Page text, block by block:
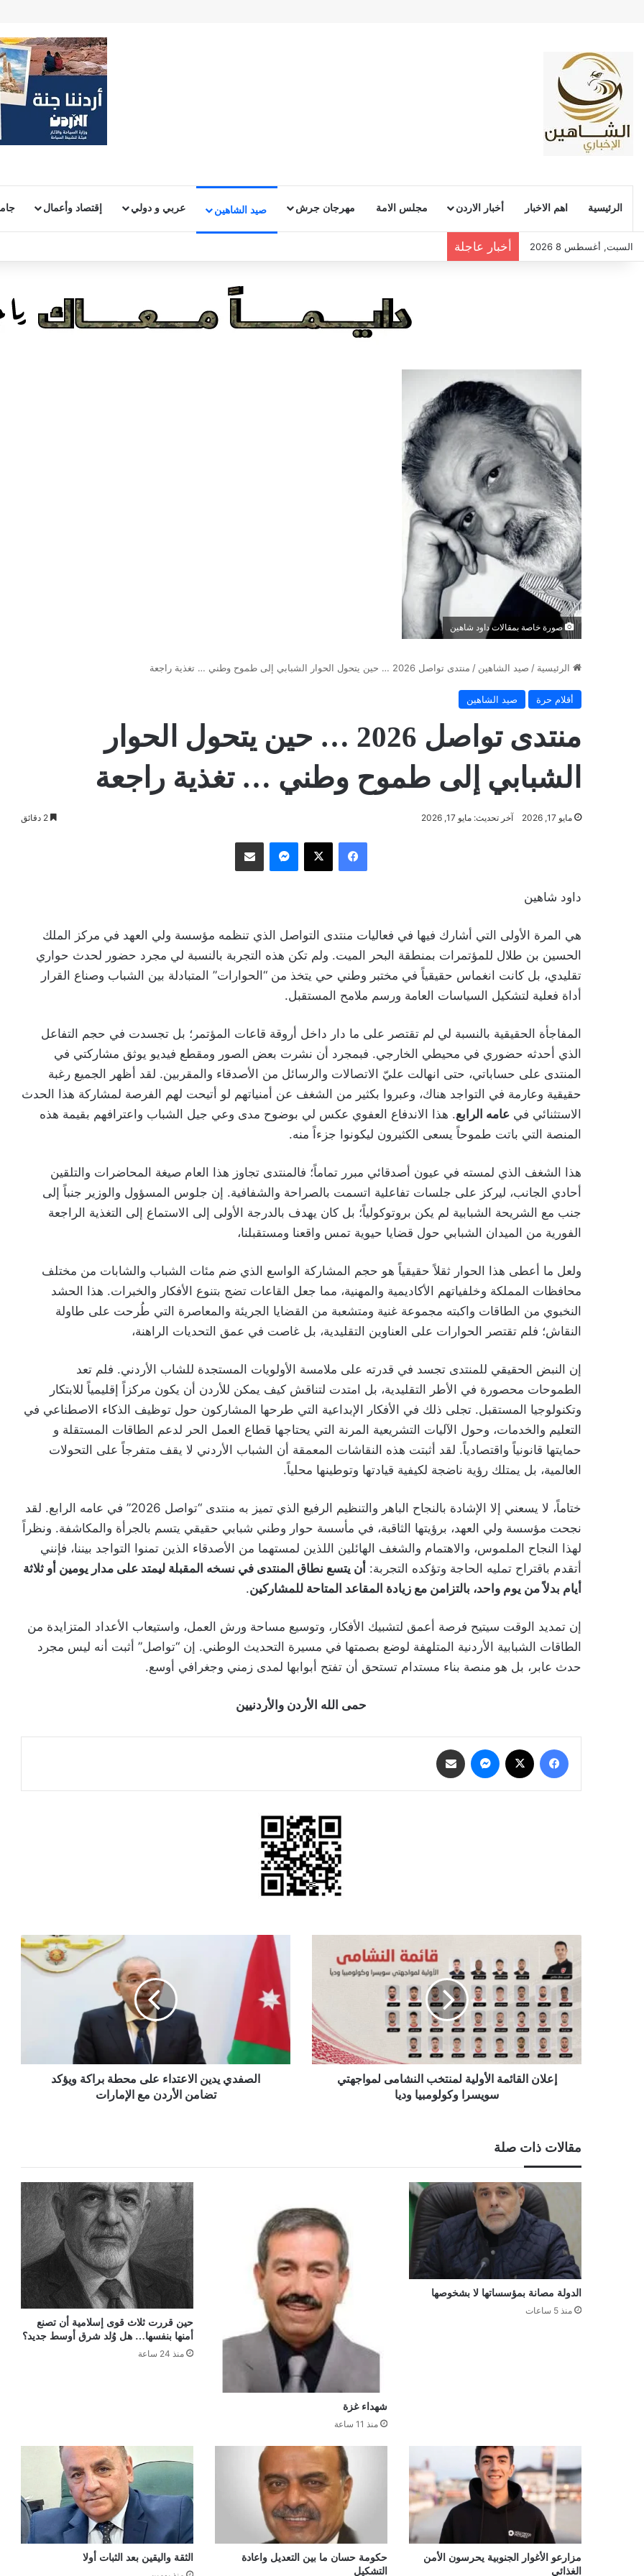
الرئيسية اهم الاخبار أخبار الاردن مجلس الامة مهرجان جرش صيد الشاهين عربي و دولي إقتصاد وأعمال
السبت, أغسطس 8 2026 أخبار عاجلة
صورة خاصة بمقالات داود شاهين
الرئيسية / صيد الشاهين / منتدى تواصل 2026 … حين يتحول الحوار الشبابي إلى طموح وطني … تغذية راجعة
أقلام حرة صيد الشاهين
منتدى تواصل 2026 … حين يتحول الحوار
الشبابي إلى طموح وطني … تغذية راجعة
مايو 17, 2026 آخر تحديث: مايو 17, 2026
فيسبوك ‫X ماسنجر مشاركة عبر البريد
داود شاهين
هي المرة الأولى التي أشارك فيها في فعاليات منتدى التواصل الذي تنظمه مؤسسة ولي العهد في مركز الملك
الحسين بن طلال للمؤتمرات بمنطقة البحر الميت. ولم تكن هذه التجربة بالنسبة لي مجرد حضور لحدث حواري
تقليدي، بل كانت انغماس حقيقياً في مختبر وطني حي يتخذ من “الحوارات” المتبادلة بين الشباب وصناع القرار
أداة فعلية لتشكيل السياسات العامة ورسم ملامح المستقبل.
المفاجأة الحقيقية بالنسبة لي لم تقتصر على ما دار داخل أروقة قاعات المؤتمر؛ بل تجسدت في حجم التفاعل
الذي أحدثه حضوري في محيطي الخارجي. فبمجرد أن نشرت بعض الصور ومقطع فيديو يوثق مشاركتي في
المنتدى على حساباتي، حتى انهالت عليّ الاتصالات والرسائل من الأصدقاء والمقربين. لقد أظهر الجميع رغبة
حقيقية وعارمة في التواجد هناك، وعبروا بكثير من الشغف عن أمنياتهم لو أتيحت لهم الفرصة لمشاركة هذا الحدث
الاستثنائي في عامه الرابع. هذا الاندفاع العفوي عكس لي بوضوح مدى وعي جيل الشباب واعترافهم بقيمة هذه
المنصة التي باتت طموحاً يسعى الكثيرون ليكونوا جزءاً منه.
هذا الشغف الذي لمسته في عيون أصدقائي مبرر تماماً؛ فالمنتدى تجاوز هذا العام صيغة المحاضرات والتلقين
أحادي الجانب، ليركز على جلسات تفاعلية اتسمت بالصراحة والشفافية. إن جلوس المسؤول والوزير جنباً إلى
جنب مع الشريحة الشبابية لم يكن بروتوكولياً؛ بل كان يهدف بالدرجة الأولى إلى الاستماع إلى التغذية الراجعة
الفورية من الميدان الشبابي حول قضايا حيوية تمس واقعنا ومستقبلنا،
ولعل ما أعطى هذا الحوار ثقلاً حقيقياً هو حجم المشاركة الواسع الذي ضم مئات الشباب والشابات من مختلف
محافظات المملكة وخلفياتهم الأكاديمية والمهنية، مما جعل القاعات تضج بتنوع الأفكار والخبرات. هذا الحشد
النخبوي من الطاقات واكبته مجموعة غنية ومتشعبة من القضايا الجريئة والمعاصرة التي طُرحت على طاولة
النقاش؛ فلم تقتصر الحوارات على العناوين التقليدية، بل غاصت في عمق التحديات الراهنة،
إن النبض الحقيقي للمنتدى تجسد في قدرته على ملامسة الأولويات المستجدة للشاب الأردني. فلم تعد
الطموحات محصورة في الأطر التقليدية، بل امتدت لتناقش كيف يمكن للأردن أن يكون مركزاً إقليمياً للابتكار
وتكنولوجيا المستقبل. تجلى ذلك في الأفكار الإبداعية التي طرحها المشاركون حول توظيف الذكاء الاصطناعي في
التعليم والخدمات، وحول الآليات التشريعية المرنة التي يحتاجها قطاع العمل الحر لدعم الطاقات المستقلة و
حمايتها قانونياً واقتصادياً. لقد أثبتت هذه النقاشات المعمقة أن الشباب الأردني لا يقف متفرجاً على التحولات
العالمية، بل يمتلك رؤية ناضجة لكيفية قيادتها وتوطينها محلياً.
ختاماً، لا يسعني إلا الإشادة بالنجاح الباهر والتنظيم الرفيع الذي تميز به منتدى “تواصل 2026” في عامه الرابع. لقد
نجحت مؤسسة ولي العهد، برؤيتها الثاقبة، في مأسسة حوار وطني شبابي حقيقي يتسم بالجرأة والمكاشفة. ونظراً
لهذا النجاح الملموس، والاهتمام والشغف الهائلين اللذين لمستهما من الأصدقاء الذين تمنوا التواجد بيننا، فإنني
أتقدم باقتراح تمليه الحاجة وتؤكده التجربة: أن يتسع نطاق المنتدى في نسخه المقبلة ليمتد على مدار يومين أو ثلاثة
أيام بدلاً من يوم واحد، بالتزامن مع زيادة المقاعد المتاحة للمشاركين.
إن تمديد الوقت سيتيح فرصة أعمق لتشبيك الأفكار، وتوسيع مساحة ورش العمل، واستيعاب الأعداد المتزايدة من
الطاقات الشبابية الأردنية المتلهفة لوضع بصمتها في مسيرة التحديث الوطني. إن “تواصل” أثبت أنه ليس مجرد
حدث عابر، بل هو منصة بناء مستدام تستحق أن تفتح أبوابها لمدى زمني وجغرافي أوسع.
حمى الله الأردن والأردنيين
فيسبوك ماسنجر
إعلان
القائمة
الأولية
لمنتخب
النشامى
لمواجهتي
سويسرا
وكولومبيا
وديا
إعلان القائمة الأولية لمنتخب النشامى لمواجهتي
سويسرا وكولومبيا وديا
الصفدي
يدين
الاعتداء
على
محطة
براكة
ويؤكد
تضامن
الأردن
الصفدي يدين الاعتداء على محطة براكة ويؤكد
تضامن الأردن مع الإمارات
مقالات ذات صلة
الدولة مصانة بمؤسساتها لا بشخوصها
منذ 5 ساعات
شهداء غزة
منذ 11 ساعة
حين قررت ثلاث قوى إسلامية أن تصنع
أمنها بنفسها… هل وُلد شرق أوسط جديد؟
منذ 24 ساعة
مزارعو الأغوار الجنوبية يحرسون الأمن
الغذائي
حكومة حسان ما بين التعديل واعادة
التشكيل
الثقة واليقين بعد الثبات أولا